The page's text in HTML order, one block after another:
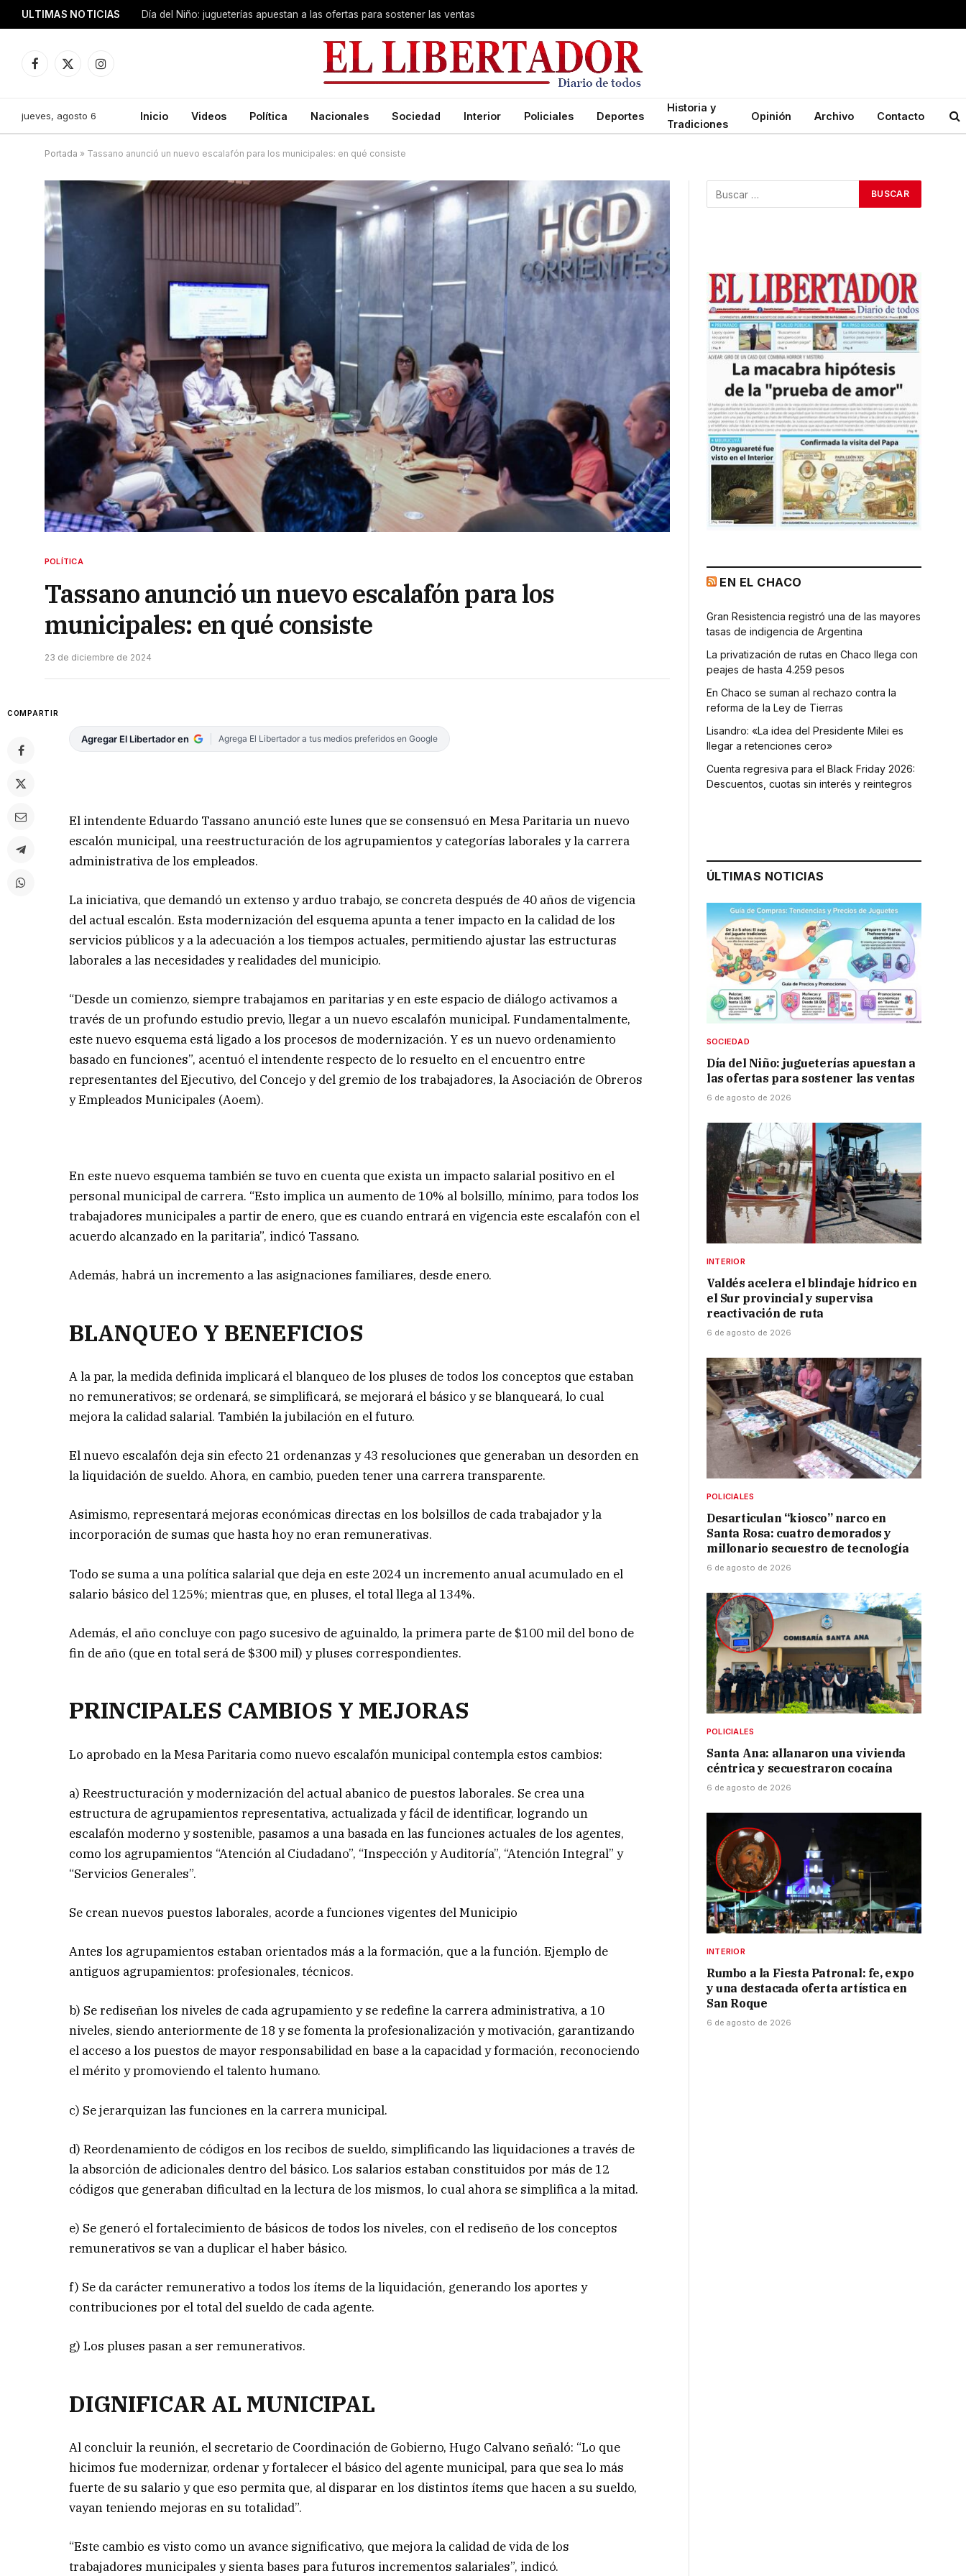
ULTIMAS NOTICIAS Día del Niño: jugueterías apuestan a las ofertas para sostener las ventas
Facebook
X
Instagram
jueves, agosto 6 Inicio Videos Política Nacionales Sociedad Interior Policiales Deportes
Historia y
Tradiciones
Opinión Archivo Contacto
Portada » Tassano anunció un nuevo escalafón para los municipales: en qué consiste
POLÍTICA
Tassano anunció un nuevo escalafón para los
municipales: en qué consiste
23 de diciembre de 2024
COMPARTIR
Agregar El Libertador en Agrega El Libertador a tus medios preferidos en Google
El intendente Eduardo Tassano anunció este lunes que se consensuó en Mesa Paritaria un nuevo
escalón municipal, una reestructuración de los agrupamientos y categorías laborales y la carrera
administrativa de los empleados.
La iniciativa, que demandó un extenso y arduo trabajo, se concreta después de 40 años de vigencia
del actual escalón. Esta modernización del esquema apunta a tener impacto en la calidad de los
servicios públicos y a la adecuación a los tiempos actuales, permitiendo ajustar las estructuras
laborales a las necesidades y realidades del municipio.
“Desde un comienzo, siempre trabajamos en paritarias y en este espacio de diálogo activamos a
través de un profundo estudio previo, llegar a un nuevo escalafón municipal. Fundamentalmente,
este nuevo esquema está ligado a los procesos de modernización. Y es un nuevo ordenamiento
basado en funciones”, acentuó el intendente respecto de lo resuelto en el encuentro entre
representantes del Ejecutivo, del Concejo y del gremio de los trabajadores, la Asociación de Obreros
y Empleados Municipales (Aoem).
En este nuevo esquema también se tuvo en cuenta que exista un impacto salarial positivo en el
personal municipal de carrera. “Esto implica un aumento de 10% al bolsillo, mínimo, para todos los
trabajadores municipales a partir de enero, que es cuando entrará en vigencia este escalafón con el
acuerdo alcanzado en la paritaria”, indicó Tassano.
Además, habrá un incremento a las asignaciones familiares, desde enero.
BLANQUEO Y BENEFICIOS
A la par, la medida definida implicará el blanqueo de los pluses de todos los conceptos que estaban
no remunerativos; se ordenará, se simplificará, se mejorará el básico y se blanqueará, lo cual
mejora la calidad salarial. También la jubilación en el futuro.
El nuevo escalafón deja sin efecto 21 ordenanzas y 43 resoluciones que generaban un desorden en
la liquidación de sueldo. Ahora, en cambio, pueden tener una carrera transparente.
Asimismo, representará mejoras económicas directas en los bolsillos de cada trabajador y la
incorporación de sumas que hasta hoy no eran remunerativas.
Todo se suma a una política salarial que deja en este 2024 un incremento anual acumulado en el
salario básico del 125%; mientras que, en pluses, el total llega al 134%.
Además, el año concluye con pago sucesivo de aguinaldo, la primera parte de $100 mil del bono de
fin de año (que en total será de $300 mil) y pluses correspondientes.
PRINCIPALES CAMBIOS Y MEJORAS
Lo aprobado en la Mesa Paritaria como nuevo escalafón municipal contempla estos cambios:
a) Reestructuración y modernización del actual abanico de puestos laborales. Se crea una
estructura de agrupamientos representativa, actualizada y fácil de identificar, logrando un
escalafón moderno y sostenible, pasamos a una basada en las funciones actuales de los agentes,
como los agrupamientos “Atención al Ciudadano”, “Inspección y Auditoría”, “Atención Integral” y
“Servicios Generales”.
Se crean nuevos puestos laborales, acorde a funciones vigentes del Municipio
Antes los agrupamientos estaban orientados más a la formación, que a la función. Ejemplo de
antiguos agrupamientos: profesionales, técnicos.
b) Se rediseñan los niveles de cada agrupamiento y se redefine la carrera administrativa, a 10
niveles, siendo anteriormente de 18 y se fomenta la profesionalización y motivación, garantizando
el acceso a los puestos de mayor responsabilidad en base a la capacidad y formación, reconociendo
el mérito y promoviendo el talento humano.
c) Se jerarquizan las funciones en la carrera municipal.
d) Reordenamiento de códigos en los recibos de sueldo, simplificando las liquidaciones a través de
la absorción de adicionales dentro del básico. Los salarios estaban constituidos por más de 12
códigos que generaban dificultad en la lectura de los mismos, lo cual ahora se simplifica a la mitad.
e) Se generó el fortalecimiento de básicos de todos los niveles, con el rediseño de los conceptos
remunerativos se van a duplicar el haber básico.
f) Se da carácter remunerativo a todos los ítems de la liquidación, generando los aportes y
contribuciones por el total del sueldo de cada agente.
g) Los pluses pasan a ser remunerativos.
DIGNIFICAR AL MUNICIPAL
Al concluir la reunión, el secretario de Coordinación de Gobierno, Hugo Calvano señaló: “Lo que
hicimos fue modernizar, ordenar y fortalecer el básico del agente municipal, para que sea lo más
fuerte de su salario y que eso permita que, al disparar en los distintos ítems que hacen a su sueldo,
vayan teniendo mejoras en su totalidad”.
“Este cambio es visto como un avance significativo, que mejora la calidad de vida de los
trabajadores municipales y sienta bases para futuros incrementos salariales”, indicó.
EN EL CHACO
Gran Resistencia registró una de las mayores
tasas de indigencia de Argentina
La privatización de rutas en Chaco llega con
peajes de hasta 4.259 pesos
En Chaco se suman al rechazo contra la
reforma de la Ley de Tierras
Lisandro: «La idea del Presidente Milei es
llegar a retenciones cero»
Cuenta regresiva para el Black Friday 2026:
Descuentos, cuotas sin interés y reintegros
ÚLTIMAS NOTICIAS
SOCIEDAD
Día del Niño: jugueterías apuestan a
las ofertas para sostener las ventas
6 de agosto de 2026
INTERIOR
Valdés acelera el blindaje hídrico en
el Sur provincial y supervisa
reactivación de ruta
6 de agosto de 2026
POLICIALES
Desarticulan “kiosco” narco en
Santa Rosa: cuatro demorados y
millonario secuestro de tecnología
6 de agosto de 2026
POLICIALES
Santa Ana: allanaron una vivienda
céntrica y secuestraron cocaína
6 de agosto de 2026
INTERIOR
Rumbo a la Fiesta Patronal: fe, expo
y una destacada oferta artística en
San Roque
6 de agosto de 2026